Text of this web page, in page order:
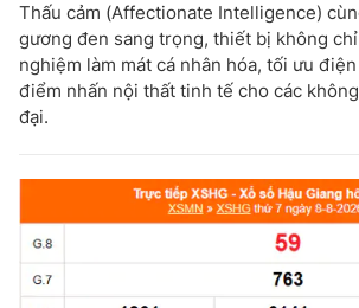
Thấu cảm (Affectionate Intelligence)
gương đen sang trọng, thiết bị không
nghiệm làm mát cá nhân hóa, tối ưu
điểm nhấn nội thất tinh tế cho các
đại.